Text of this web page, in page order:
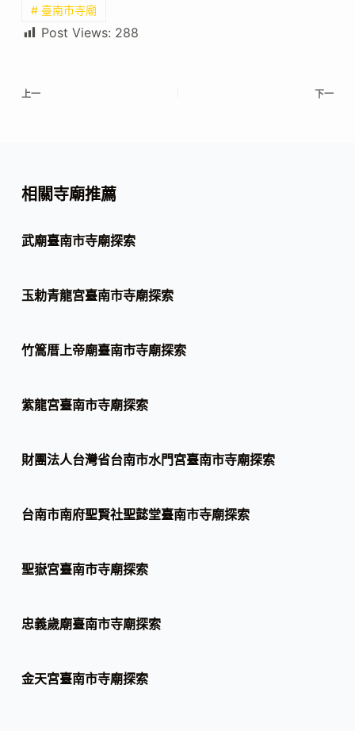
# 臺南市寺廟
Post Views: 288
上一 下一
相關寺廟推薦
武廟臺南市寺廟探索
玉勅青龍宮臺南市寺廟探索
竹篙厝上帝廟臺南市寺廟探索
紫龍宮臺南市寺廟探索
財團法人台灣省台南市水門宮臺南市寺廟探索
台南市南府聖賢社聖懿堂臺南市寺廟探索
聖嶽宮臺南市寺廟探索
忠義歲廟臺南市寺廟探索
金天宮臺南市寺廟探索